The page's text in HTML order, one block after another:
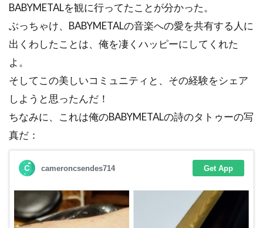
BABYMETALを観に行ってたことが分かった。
ぶっちゃけ、BABYMETALの音楽への愛を共有する人に
出くわしたことは、俺を凄くハッピーにしてくれた
よ。
そしてこの美しいコミュニティと、その経験をシェア
しようと思ったんだ！
ちなみに、これは俺のBABYMETALの詩のタトゥーの写
真だ：